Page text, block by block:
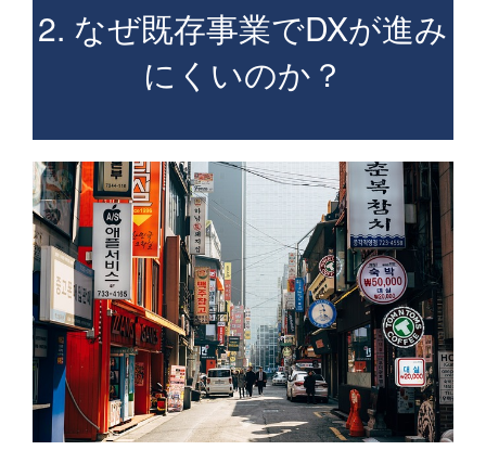
2. なぜ既存事業でDXが進み
にくいのか？